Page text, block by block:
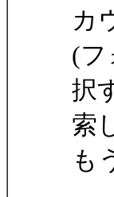
カ
(フ
択
索
も